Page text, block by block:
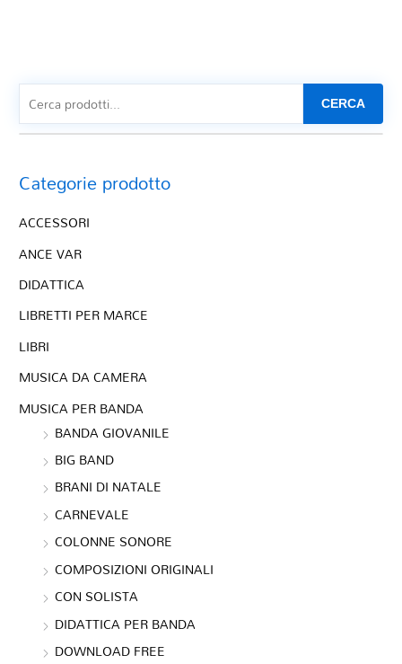
CERCA
Categorie prodotto
ACCESSORI
ANCE VAR
DIDATTICA
LIBRETTI PER MARCE
LIBRI
MUSICA DA CAMERA
MUSICA PER BANDA
BANDA GIOVANILE
BIG BAND
BRANI DI NATALE
CARNEVALE
COLONNE SONORE
COMPOSIZIONI ORIGINALI
CON SOLISTA
DIDATTICA PER BANDA
DOWNLOAD FREE